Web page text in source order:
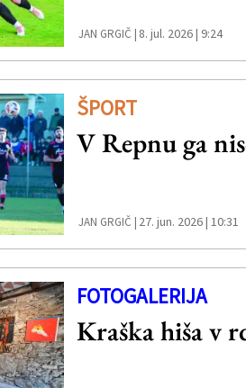
JAN GRGIČ | 8. jul. 2026 | 9:24
ŠPORT
V Repnu ga
JAN GRGIČ | 27. jun. 2026 | 10:31
FOTOGALERIJA
Kraška hiša v